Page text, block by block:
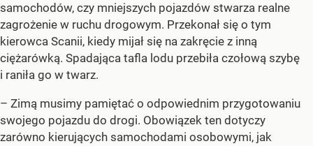
samochodów, czy mniejszych pojazdów stwarza realne
zagrożenie w ruchu drogowym. Przekonał się o tym
kierowca Scanii, kiedy mijał się na zakręcie z inną
ciężarówką. Spadająca tafla lodu przebiła czołową szybę
i raniła go w twarz.
– Zimą musimy pamiętać o odpowiednim przygotowaniu
swojego pojazdu do drogi. Obowiązek ten dotyczy
zarówno kierujących samochodami osobowymi, jak